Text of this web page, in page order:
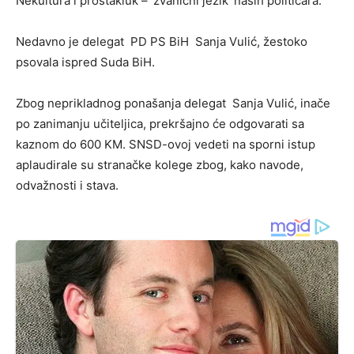
Nedavno je delegat PD PS BiH Sanja Vulić, žestoko
psovala ispred Suda BiH.
Zbog neprikladnog ponašanja delegat Sanja Vulić, inače
po zanimanju učiteljica, prekršajno će odgovarati sa
kaznom do 600 KM. SNSD-ovoj vedeti na sporni istup
aplaudirale su stranačke kolege zbog, kako navode,
odvažnosti i stava.